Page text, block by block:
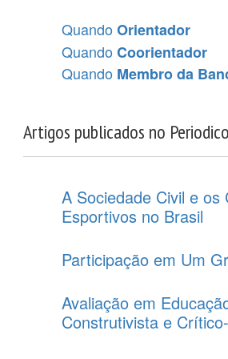
QuandoOrientador
QuandoCoorientador
Quando Membro da
Artigos publicados no
A Sociedade Civil e
Esportivos no Brasil
Participação em Um
Avaliação em
Construtivista e